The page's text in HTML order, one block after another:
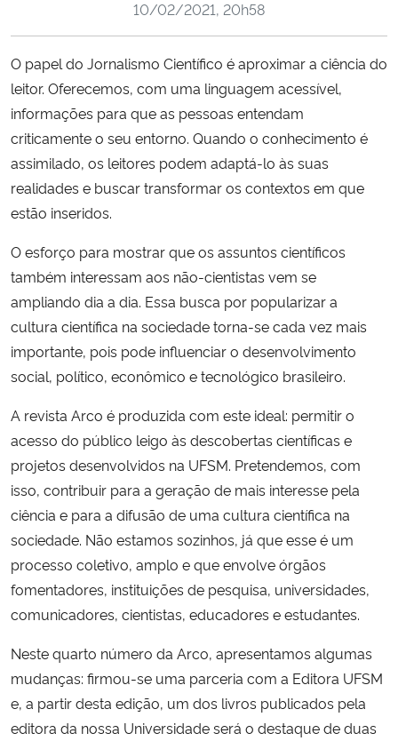
Ministério da Saúde
Ministério de Minas e Energia
Ministério da Ciência, Tecnologia, Inovações e Comunicações
Ministério do Turismo
Ministério do Desenvolvimento Regional
Controladoria-Geral da União
Secretaria-Geral
Secretaria de Governo
Gabinete de Segurança Institucional
Banco Central do Brasil
Planalto
10/02/2021, 20h58
O papel do Jornalismo Científico é aproximar a ciência do
leitor. Oferecemos, com uma linguagem acessível,
informações para que as pessoas entendam
criticamente o seu entorno. Quando o conhecimento é
assimilado, os leitores podem adaptá-lo às suas
realidades e buscar transformar os contextos em que
estão inseridos.
O esforço para mostrar que os assuntos científicos
também interessam aos não-cientistas vem se
ampliando dia a dia. Essa busca por popularizar a
cultura científica na sociedade torna-se cada vez mais
importante, pois pode influenciar o desenvolvimento
social, político, econômico e tecnológico brasileiro.
A revista Arco é produzida com este ideal: permitir o
acesso do público leigo às descobertas científicas e
projetos desenvolvidos na UFSM. Pretendemos, com
isso, contribuir para a geração de mais interesse pela
ciência e para a difusão de uma cultura científica na
sociedade. Não estamos sozinhos, já que esse é um
processo coletivo, amplo e que envolve órgãos
fomentadores, instituições de pesquisa, universidades,
comunicadores, cientistas, educadores e estudantes.
Neste quarto número da Arco, apresentamos algumas
mudanças: firmou-se uma parceria com a Editora UFSM
e, a partir desta edição, um dos livros publicados pela
editora da nossa Universidade será o destaque de duas